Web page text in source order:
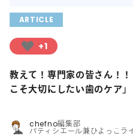
ARTICLE
+1
教えて！専門家の皆さん！
こそ大切にしたい歯のケア」
chefno編集部
パティシエール兼ひよっこラ